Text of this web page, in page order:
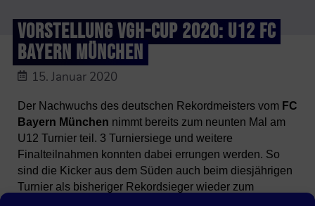
VORSTELLUNG VGH-CUP 2020: U12 FC
BAYERN MÜNCHEN
15. Januar 2020
Der Nachwuchs des deutschen Rekordmeisters vom FC
Bayern München nimmt bereits zum neunten Mal am
U12 Turnier teil. 3 Turniersiege und weitere
Finalteilnahmen konnten dabei errungen werden. So
sind die Kicker aus dem Süden auch beim diesjährigen
Turnier als bisheriger Rekordsieger wieder zum